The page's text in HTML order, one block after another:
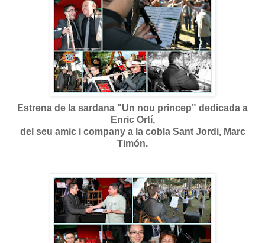
Estrena de la sardana "Un nou princep" dedicada a
Enric Ortí,
del seu amic i company a la cobla Sant Jordi, Marc
Timón.